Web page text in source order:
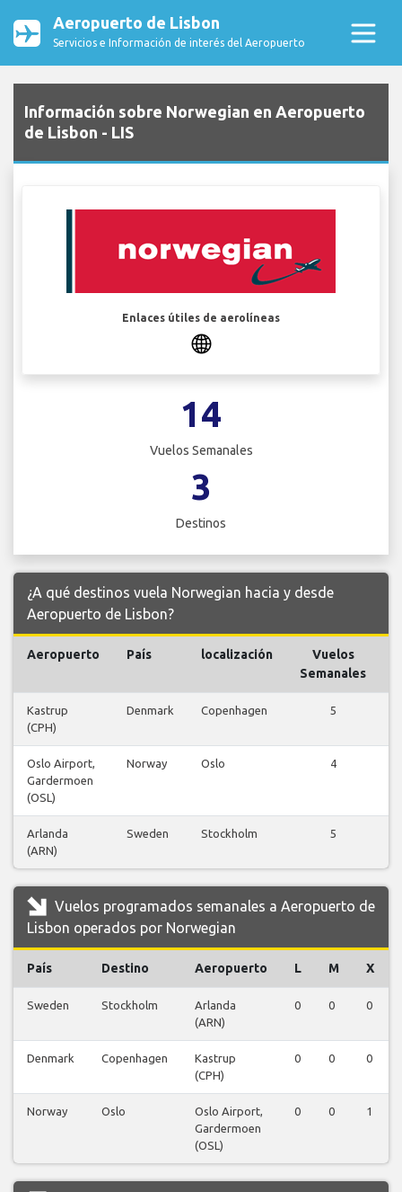
Aeropuerto de Lisbon
Servicios e Información de interés del Aeropuerto
Información sobre Norwegian en Aeropuerto
de Lisbon - LIS
Enlaces útiles de aerolíneas
14
Vuelos Semanales
3
Destinos
¿A qué destinos vuela Norwegian hacia y desde
Aeropuerto de Lisbon?
Aeropuerto País localización
Vuelos
Semanales
Kastrup
(CPH)
Denmark Copenhagen
5
Oslo Airport,
Gardermoen
(OSL)
Norway Oslo
4
Arlanda
(ARN)
Sweden Stockholm
5
Vuelos programados semanales a Aeropuerto de
Lisbon operados por Norwegian
País Destino Aeropuerto L M X
Sweden Stockholm
Arlanda
(ARN)
0 0 0
Denmark Copenhagen
Kastrup
(CPH)
0 0 0
Norway Oslo
Oslo Airport,
Gardermoen
(OSL)
0 0 1